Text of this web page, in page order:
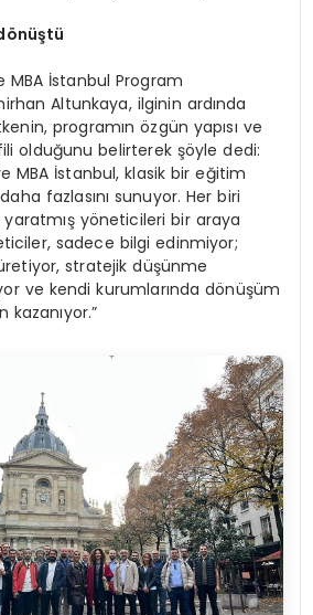
önüştü
MBA İstanbul Program
Altunkaya, ilginin ardında
programın özgün yapısı ve
olduğunu belirterek şöyle dedi:
MBA İstanbul, klasik bir eğitim
fazlasını sunuyor. Her biri
yöneticileri bir araya
sadece bilgi edinmiyor;
stratejik düşünme
ve kendi kurumlarında dönüşüm